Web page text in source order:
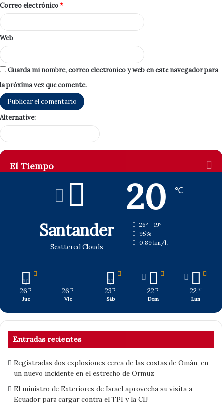
Correo electrónico*
Web
Guarda mi nombre, correo electrónico y web en este navegador para
la próxima vez que comente.
Alternative:
El Tiempo
Santander
Scattered Clouds
20 ℃
26º - 19º
95%
0.89 km/h
26 ℃
Jue
26 ℃
Vie
23 ℃
Sáb
22 ℃
Dom
22 ℃
Lun
Entradas recientes
Registradas dos explosiones cerca de las costas de Omán, en
un nuevo incidente en el estrecho de Ormuz
El ministro de Exteriores de Israel aprovecha su visita a
Ecuador para cargar contra el TPI y la CIJ